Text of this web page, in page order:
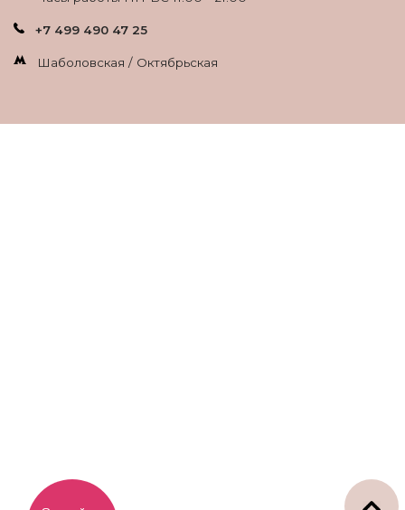
+7 499 490 47 25
Шаболовская / Октябрьская